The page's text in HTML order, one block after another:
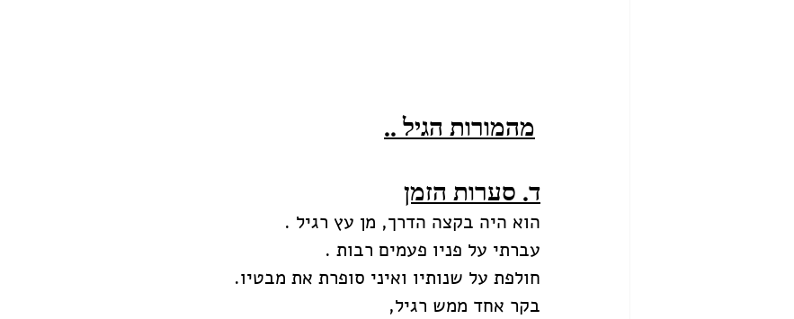
מהמורות הגיל ..
ד. סערות הזמן
הוא היה בקצה הדרך, מן עץ רגיל .
עברתי על פניו פעמים רבות .
חולפת על שנותיו ואיני סופרת את מבטיו.
בקר אחד ממש רגיל,